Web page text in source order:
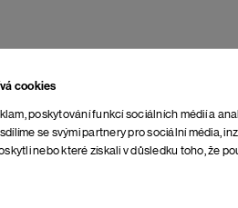
cookies
poskytování funkcí sociálních médií a
se svými partnery pro sociální média,
nebo které získali v důsledku toho, že